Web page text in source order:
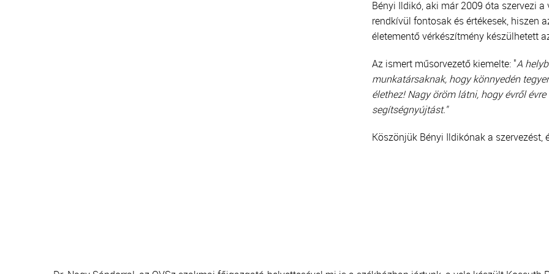
Bényi Ildikó, aki már 2009 óta szervezi
rendkívül fontosak és értékesek, hiszen
életementő vérkészítmény készülhetett
Az ismert műsorvezető kiemelte: "A
munkatársaknak, hogy könnyedén
élethez! Nagy öröm látni, hogy évről
segítségnyújtást."
Köszönjük Bényi Ildikónak a